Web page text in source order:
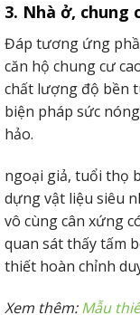
thấu, biện pháp
nhưng mà tấm bê
thoáng rộng hơn
Mặt không giống,
còn sút vận
lực của căn nhà.
Tấm bê tông nhẹ
3. Nhà ở, chung
Đáp tương ứng
căn hộ chung cư
chất lượng độ bền
biện pháp sức
hảo.
ngoại giả, tuổi thọ
dựng vật liệu siêu
vô cùng cân xứng
quan sát thấy tấm
thiết hoàn chỉnh
Xem thêm:Mẫu